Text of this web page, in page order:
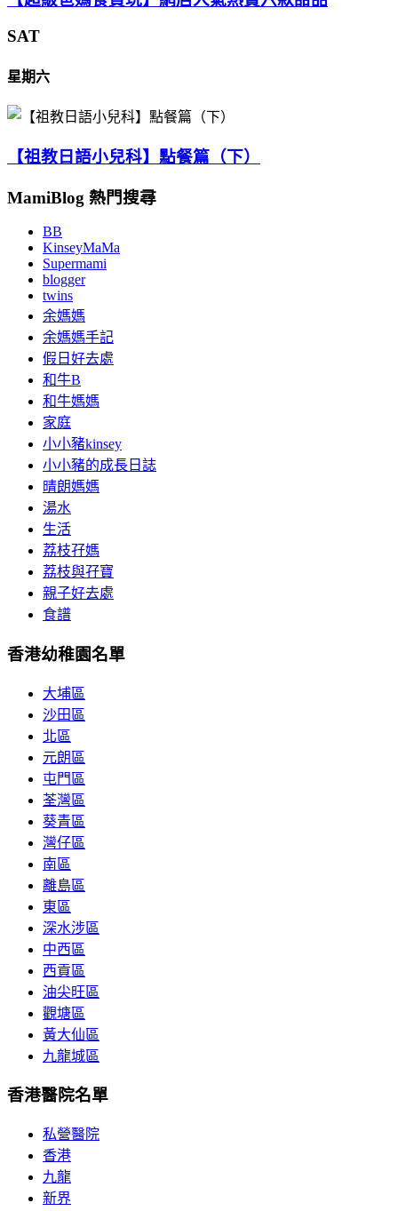
SAT
星期六
【祖教日語小兒科】點餐篇（下）
MamiBlog 熱門搜尋
BB
KinseyMaMa
Supermami
blogger
twins
余媽媽
余媽媽手記
假日好去處
和牛B
和牛媽媽
家庭
小小豬kinsey
小小豬的成長日誌
晴朗媽媽
湯水
生活
荔枝孖媽
荔枝與孖寶
親子好去處
食譜
香港幼稚園名單
大埔區
沙田區
北區
元朗區
屯門區
荃灣區
葵青區
灣仔區
南區
離島區
東區
深水涉區
中西區
西貢區
油尖旺區
觀塘區
黃大仙區
九龍城區
香港醫院名單
私營醫院
香港
九龍
新界